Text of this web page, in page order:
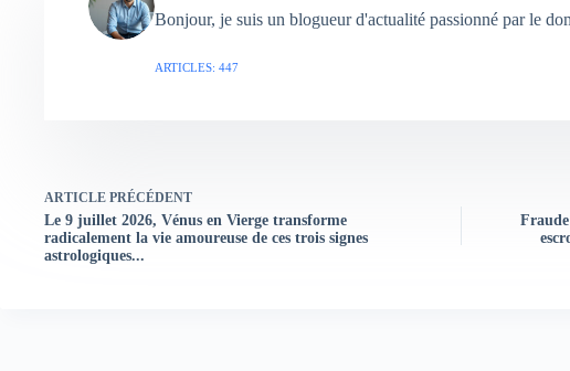
Bonjour, je suis un blogueur d'actualité passionné par le
ARTICLES: 447
ARTICLE PRÉCÉDENT
Le 9 juillet 2026, Vénus en Vierge transforme
radicalement la vie amoureuse de ces trois signes
astrologiques...